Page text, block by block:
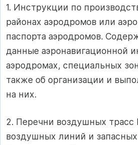
1. Инструкции по
районах аэродромов или
паспорта аэродромов.
данные аэронавигационной
аэродромах, специальных
также об организации и
на них.
2. Перечни воздушных трасс
воздушных линий и